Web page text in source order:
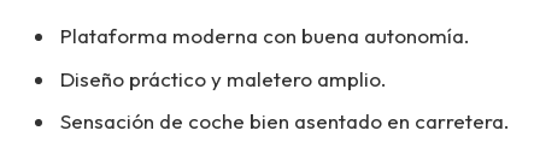
Plataforma moderna con buena autonomía.
Diseño práctico y maletero amplio.
Sensación de coche bien asentado en carretera.